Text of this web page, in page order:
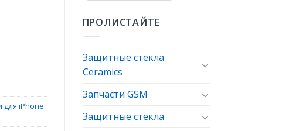
ПРОЛИСТАЙТЕ
Защитные стекла
Ceramics
Запчасти GSM
Защитные стекла
для iPhone